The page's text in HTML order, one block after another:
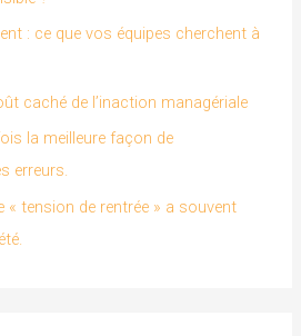
: ce que vos équipes cherchent à
caché de l’inaction managériale
la meilleure façon de
erreurs.
« tension de rentrée » a souvent